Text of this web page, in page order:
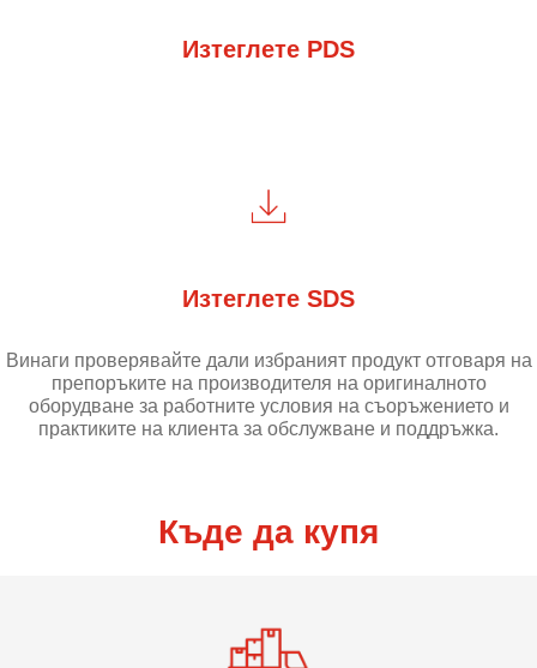
Изтеглете PDS
Изтеглете SDS
Винаги проверявайте дали избраният продукт отговаря на
препоръките на производителя на оригиналното
оборудване за работните условия на съоръжението и
практиките на клиента за обслужване и поддръжка.
Къде да купя